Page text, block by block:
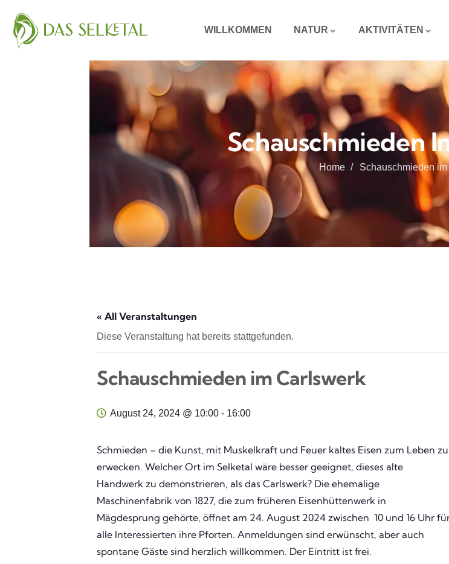
WILLKOMMEN NATUR AKTIVITÄTEN
Schauschmieden
Home Schauschmieden
« All Veranstaltungen
Diese Veranstaltung hat bereits stattgefunden.
Schauschmieden im Carlswerk
August 24, 2024 @ 10:00 - 16:00
Schmieden – die Kunst, mit Muskelkraft und Feuer kaltes Eisen zum Leben zu
erwecken. Welcher Ort im Selketal wäre besser geeignet, dieses alte
Handwerk zu demonstrieren, als das Carlswerk? Die ehemalige
Maschinenfabrik von 1827, die zum früheren Eisenhüttenwerk in
Mägdesprung gehörte, öffnet am 24. August 2024 zwischen 10 und 16 Uhr
alle Interessierten ihre Pforten. Anmeldungen sind erwünscht, aber auch
spontane Gäste sind herzlich willkommen. Der Eintritt ist frei.